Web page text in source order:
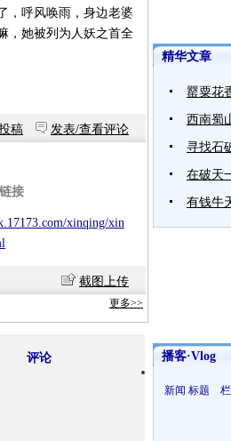
，呼风唤雨，身边老婆
，她被列为人妖之首全
稿 发表/查看评论
接
xinqing/xin
截图上传
更多>>
评论
精华文章
罂粟花
西南蜀
寻找石
在破天
有钱牛
播客·Vlog
新闻 标题